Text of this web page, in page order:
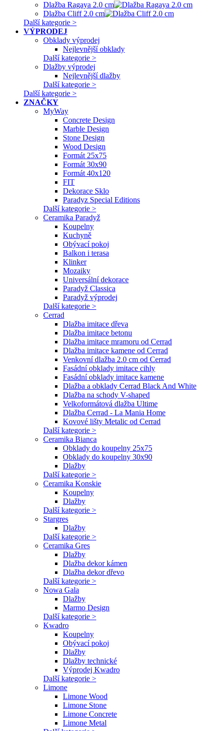
Dlažba Ragaya 2.0 cm
Dlažba Cliff 2.0 cm
Další kategorie >
VÝPRODEJ
Obklady výprodej
Nejlevnější obklady
Další kategorie >
Dlažby výprodej
Nejlevnější dlažby
Další kategorie >
Další kategorie >
ZNAČKY
MyWay
Concrete Design
Marble Design
Stone Design
Wood Design
Formát 25x75
Formát 30x90
Formát 40x120
FIT
Dekorace Sklo
Paradyz Special Editions
Další kategorie >
Ceramika Paradyž
Koupelny
Kuchyně
Obývací pokoj
Balkon i terasa
Klinker
Mozaiky
Universální dekorace
Paradyž Classica
Paradyž výprodej
Další kategorie >
Cerrad
Dlažba imitace dřeva
Dlažba imitace betonu
Dlažba imitace mramoru od Cerrad
Dlažba imitace kamene od Cerrad
Venkovní dlažba 2.0 cm od Cerrad
Fasádní obklady imitace cihly
Fasádní obklady imitace kamene
Dlažba a obklady Cerrad Black And White
Dlažba na schody V-shaped
Velkoformátová dlažba Ultime
Dlažba Cerrad - La Mania Home
Kovové lišty Metalic od Cerrad
Další kategorie >
Ceramika Bianca
Obklady do koupelny 25x75
Obklady do koupelny 30x90
Dlažby
Další kategorie >
Ceramika Konskie
Koupelny
Dlažby
Další kategorie >
Stargres
Dlažby
Další kategorie >
Ceramika Gres
Dlažby
Dlažba dekor kámen
Dlažba dekor dřevo
Další kategorie >
Nowa Gala
Dlažby
Marmo Design
Další kategorie >
Kwadro
Koupelny
Obývací pokoj
Dlažby
Dlažby technické
Výprodej Kwadro
Další kategorie >
Limone
Limone Wood
Limone Stone
Limone Concrete
Limone Metal